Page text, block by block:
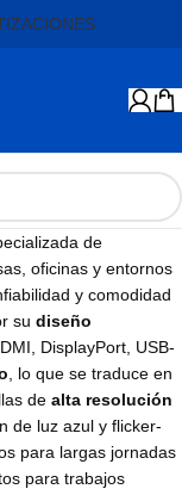
de
oficinas y entornos
y comodidad
su diseño
DisplayPort, USB-
, lo que se traduce en
de alta resolución
de luz azul y flicker-
para largas jornadas
para trabajos